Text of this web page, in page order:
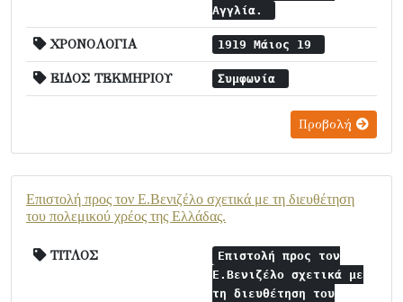
Αγγλία.
ΧΡΟΝΟΛΟΓΙΑ 1919 Μάιος 19
ΕΙΔΟΣ ΤΕΚΜΗΡΙΟΥ Συμφωνία
Προβολή
Επιστολή προς τον Ε.Βενιζέλο σχετικά με τη διευθέτηση
του πολεμικού χρέος της Ελλάδας.
ΤΙΤΛΟΣ
Επιστολή προς τον
Ε.Βενιζέλο σχετικά με
τη διευθέτηση του